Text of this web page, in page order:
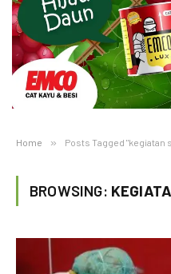
Home » Posts Tagged "kegiatan
BROWSING: